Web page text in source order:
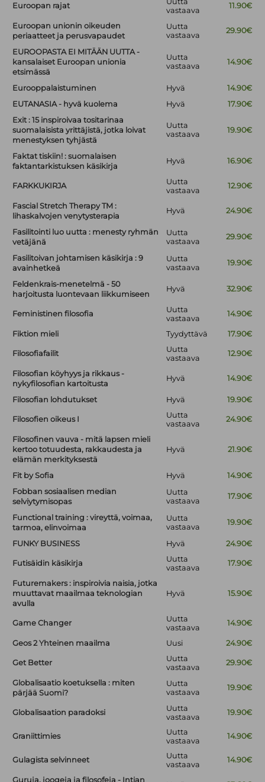
Euroopan rajat
vastaava
11.90€
Euroopan unionin oikeuden
periaatteet ja perusvapaudet
Uutta
vastaava
29.90€
EUROOPASTA EI MITÄÄN UUTTA -
kansalaiset Euroopan unionia
etsimässä
Uutta
vastaava
14.90€
Eurooppalaistuminen Hyvä
14.90€
EUTANASIA - hyvä kuolema
Hyvä
17.90€
Exit : 15 inspiroivaa tositarinaa
suomalaisista yrittäjistä, jotka loivat
menestyksen tyhjästä
Uutta
vastaava
19.90€
Faktat tiskiin! : suomalaisen
faktantarkistuksen käsikirja
Hyvä 16.90€
FARKKUKIRJA
Uutta
vastaava
12.90€
Fascial Stretch Therapy TM :
lihaskalvojen venytysterapia
Hyvä 24.90€
Fasilitointi luo uutta : menesty ryhmän
vetäjänä
Uutta
vastaava
29.90€
Fasilitoivan johtamisen käsikirja : 9
avainhetkeä
Uutta
vastaava
19.90€
Feldenkrais-menetelmä - 50
harjoitusta luontevaan liikkumiseen
Hyvä 32.90€
Feministinen filosofia
Uutta
vastaava
14.90€
Fiktion mieli Tyydyttävä 17.90€
Filosofiafailit
Uutta
vastaava
12.90€
Filosofian köyhyys ja rikkaus -
nykyfilosofian kartoitusta
Hyvä 14.90€
Filosofian lohdutukset Hyvä 19.90€
Filosofien oikeus I
Uutta
vastaava
24.90€
Filosofinen vauva - mitä lapsen mieli
kertoo totuudesta, rakkaudesta ja
elämän merkityksestä
Hyvä 21.90€
Fit by Sofia Hyvä
14.90€
Fobban sosiaalisen median
selviytymisopas
Uutta
vastaava
17.90€
Functional training : vireyttä, voimaa,
tarmoa, elinvoimaa
Uutta
vastaava
19.90€
FUNKY BUSINESS Hyvä 24.90€
Futisäidin käsikirja
Uutta
vastaava
17.90€
Futuremakers : inspiroivia naisia, jotka
muuttavat maailmaa teknologian
avulla
Hyvä 15.90€
Game Changer
Uutta
vastaava
14.90€
Geos 2 Yhteinen maailma Uusi 24.90€
Get Better
Uutta
vastaava
29.90€
Globalisaatio koetuksella : miten
pärjää Suomi?
Uutta
vastaava
19.90€
Globalisaation paradoksi
Uutta
vastaava
19.90€
Graniittimies
Uutta
vastaava
14.90€
Gulagista selvinneet
Uutta
vastaava
14.90€
Guruja, joogeja ja filosofeja - Intian